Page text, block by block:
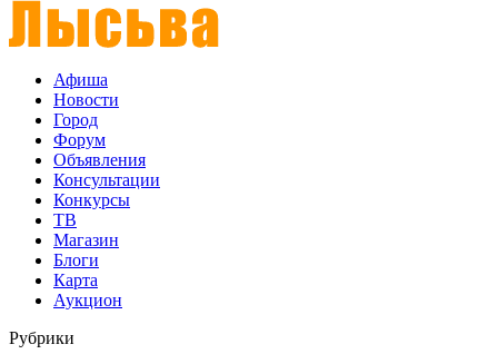
Афиша
Новости
Город
Форум
Объявления
Консультации
Конкурсы
ТВ
Магазин
Блоги
Карта
Аукцион
Рубрики